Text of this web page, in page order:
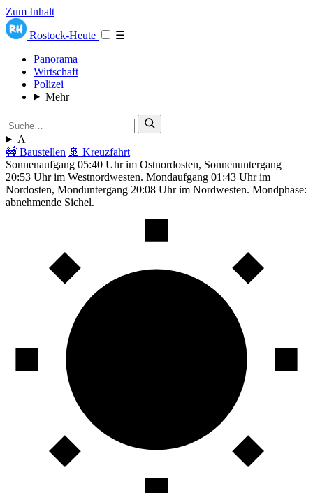
Zum Inhalt
Rostock-Heute
☰
Panorama
Wirtschaft
Polizei
Mehr
A
🚧 Baustellen 🚢 Kreuzfahrt
Sonnenaufgang 05:40 Uhr im Ostnordosten, Sonnenuntergang
20:53 Uhr im Westnordwesten. Mondaufgang 01:43 Uhr im
Nordosten, Monduntergang 20:08 Uhr im Nordwesten. Mondphase:
abnehmende Sichel.